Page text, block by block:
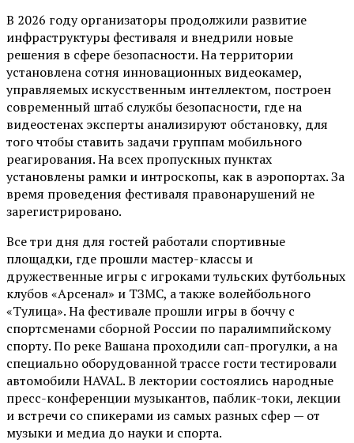
В 2026 году организаторы продолжили развитие
инфраструктуры фестиваля и внедрили новые
решения в сфере безопасности. На территории
установлена сотня инновационных видеокамер,
управляемых искусственным интеллектом, построен
современный штаб службы безопасности, где на
видеостенах эксперты анализируют обстановку, для
того чтобы ставить задачи группам мобильного
реагирования. На всех пропускных пунктах
установлены рамки и интроскопы, как в аэропортах. За
время проведения фестиваля правонарушений не
зарегистрировано.
Все три дня для гостей работали спортивные
площадки, где прошли мастер-классы и
дружественные игры с игроками тульских футбольных
клубов «Арсенал» и ТЗМС, а также волейбольного
«Тулица». На фестивале прошли игры в боччу с
спортсменами сборной России по паралимпийскому
спорту. По реке Вашана проходили сап-прогулки, а на
специально оборудованной трассе гости тестировали
автомобили HAVAL. В лектории состоялись народные
пресс-конференции музыкантов, паблик-токи, лекции
и встречи со спикерами из самых разных сфер — от
музыки и медиа до науки и спорта.